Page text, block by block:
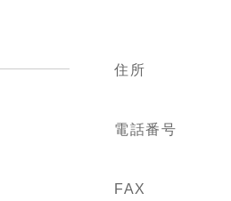
住所
電話番号
FAX